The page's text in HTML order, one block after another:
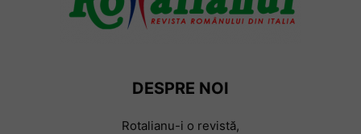
DESPRE NOI
Rotalianu-i o revistă,